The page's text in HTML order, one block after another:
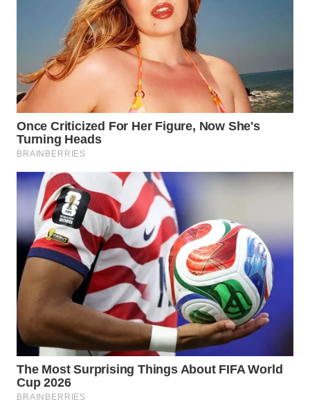
MAJALENGKA
SUBANG
SUKABUMI
WN
WN
PRIANGAN
TIMUR
WN
SEMARANG
WN
SOLO
WN
BOROBUDUR